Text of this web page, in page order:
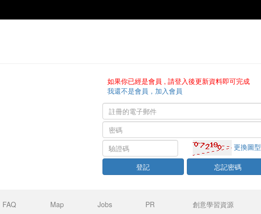
如果你已經是會員 , 請登入後更新資料即可完成
我還不是會員，加入會員
更換圖型
登記 忘記密碼
FAQ Map Jobs PR 創意學習資源